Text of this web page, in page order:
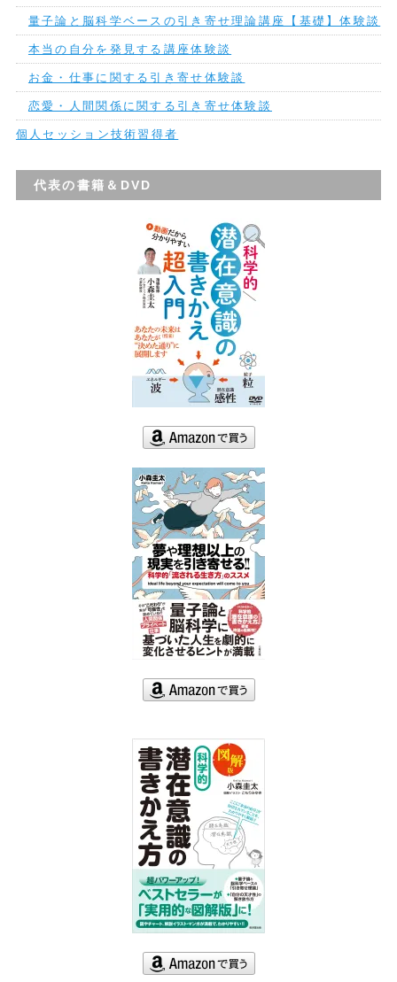
量子論と脳科学ベースの引き寄せ理論講座【基礎】体験談
本当の自分を発見する講座体験談
お金・仕事に関する引き寄せ体験談
恋愛・人間関係に関する引き寄せ体験談
個人セッション技術習得者
代表の書籍＆DVD